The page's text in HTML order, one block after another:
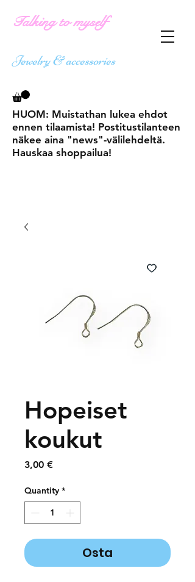
Talking to myself
Jewelry & accessories
HUOM: Muistathan lukea ehdot
ennen tilaamista! Postitustilanteen
näkee aina "news"-välilehdeltä.
Hauskaa shoppailua!
Hopeiset
koukut
3,00 €Price
Quantity *
Osta